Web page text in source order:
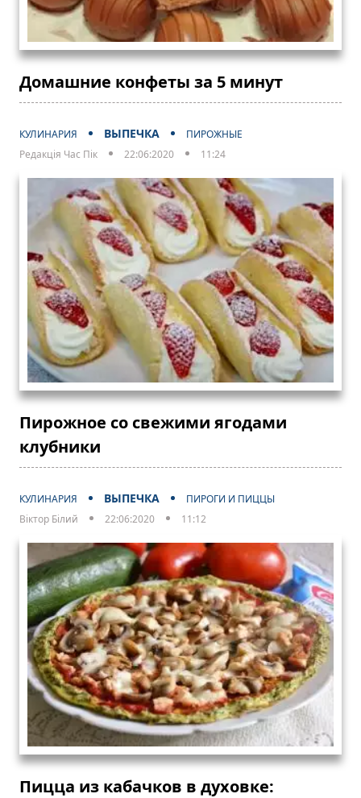
Домашние конфеты за 5 минут
КУЛИНАРИЯ ВЫПЕЧКА
ПИРОЖНЫЕ
Редакція Час Пік
22:06:2020 11:24
Пирожное со свежими ягодами
клубники
КУЛИНАРИЯ ВЫПЕЧКА
ПИРОГИ И ПИЦЦЫ
Віктор Білий
22:06:2020 11:12
Пицца из кабачков в духовке: